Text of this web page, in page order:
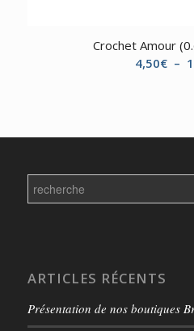
Crochet Amour
4,50€ –
Search
for:
ARTICLES RÉCENTS
Présentation de nos boutiques